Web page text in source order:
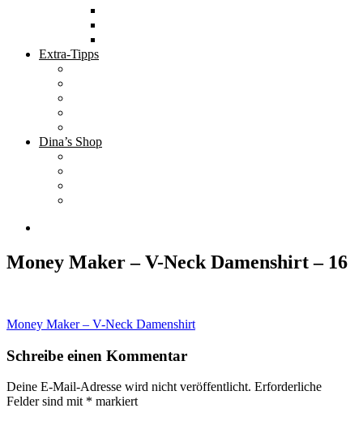
Extra-Tipps
Dina’s Shop
Money Maker – V-Neck Damenshirt – 16
Beitragsnavigation
Money Maker – V-Neck Damenshirt
Schreibe einen Kommentar
Deine E-Mail-Adresse wird nicht veröffentlicht. Erforderliche
Felder sind mit * markiert